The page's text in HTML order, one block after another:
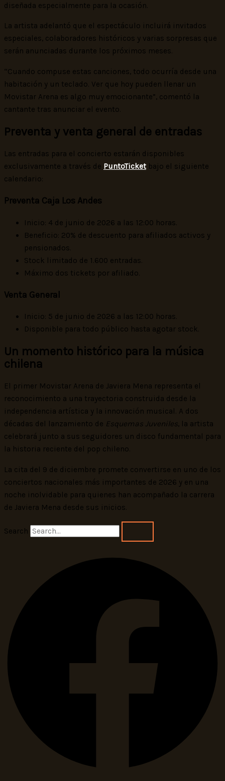
diseñada especialmente para la ocasión.
La artista adelantó que el espectáculo incluirá invitados
especiales, colaboradores históricos y varias sorpresas que
serán anunciadas durante los próximos meses.
“Cuando compuse estas canciones, todo ocurría desde una
habitación y un teclado. Ver que hoy pueden llenar un
Movistar Arena es algo muy emocionante”, comentó la
cantante tras anunciar el evento.
Preventa y venta general de entradas
Las entradas para el concierto estarán disponibles
exclusivamente a través de PuntoTicket bajo el siguiente
calendario:
Preventa Caja Los Andes
Inicio: 4 de junio de 2026 a las 12:00 horas.
Beneficio: 20% de descuento para afiliados activos y
pensionados.
Stock limitado de 1.600 entradas.
Máximo dos tickets por afiliado.
Venta General
Inicio: 5 de junio de 2026 a las 12:00 horas.
Disponible para todo público hasta agotar stock.
Un momento histórico para la música
chilena
El primer Movistar Arena de Javiera Mena representa el
reconocimiento a una trayectoria construida desde la
independencia artística y la innovación musical. A dos
décadas del lanzamiento de Esquemas Juveniles, la artista
celebrará junto a sus seguidores un disco fundamental para
la historia reciente del pop chileno.
La cita del 9 de diciembre promete convertirse en uno de los
conciertos nacionales más importantes de 2026 y en una
noche inolvidable para quienes han acompañado la carrera
de Javiera Mena desde sus inicios.
Search